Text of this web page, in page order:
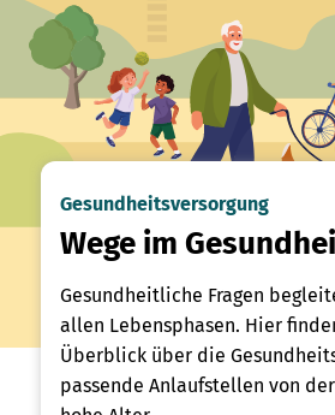
Gesundheitsversorgung
Wege im
Gesundheitliche Fragen
allen Lebensphasen. Hier
Überblick über die
passende Anlaufstellen von